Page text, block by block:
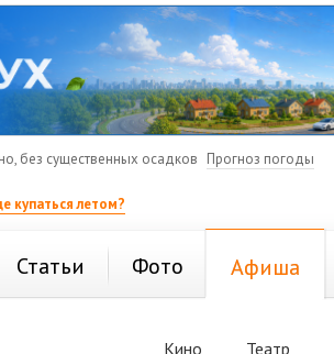
без существенных осадков Прогноз погоды
купаться летом?
Статьи Фото Афиша
Кино Театр